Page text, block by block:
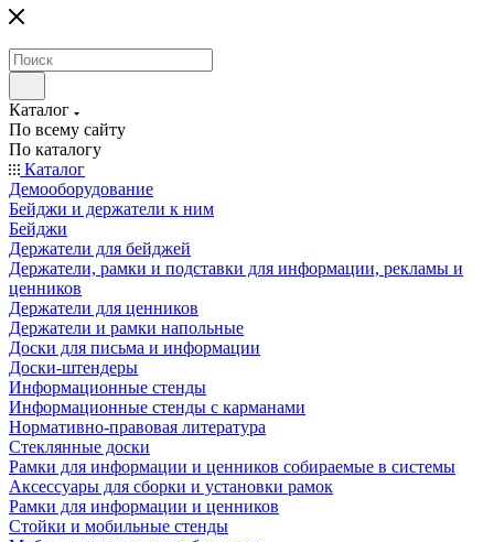
Каталог
По всему сайту
По каталогу
Каталог
Демооборудование
Бейджи и держатели к ним
Бейджи
Держатели для бейджей
Держатели, рамки и подставки для информации, рекламы и
ценников
Держатели для ценников
Держатели и рамки напольные
Доски для письма и информации
Доски-штендеры
Информационные стенды
Информационные стенды с карманами
Нормативно-правовая литература
Стеклянные доски
Рамки для информации и ценников собираемые в системы
Аксессуары для сборки и установки рамок
Рамки для информации и ценников
Стойки и мобильные стенды